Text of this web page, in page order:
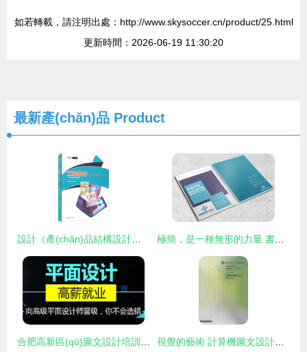
如若轉載，請注明出處：http://www.skysoccer.cn/product/25.html
更新時間：2026-06-19 11:30:20
最新產(chǎn)品 Product